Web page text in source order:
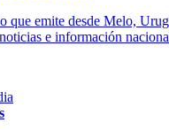
que emite desde Melo,
e información